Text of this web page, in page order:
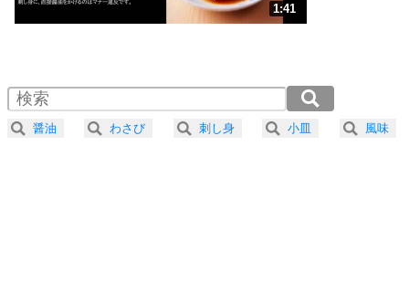
人生、なんとかなるもの。
気楽に生きる30の方法
4 器の大きい人は、怒りを優しさで表現する。
1:41
2.0倍速 （198KB 50秒）
2.5倍速 （159KB 40秒）
3.0倍速 （132KB 33秒）
醤油 わさび 刺し身 小皿 風味